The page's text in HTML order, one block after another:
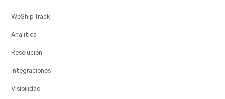
WeShip Track
Analitica
Resolución
Integraciones
Visibilidad